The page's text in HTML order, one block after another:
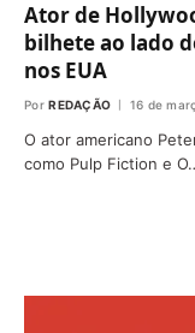
Ator de
bilhete ao lado
nos EUA
Por REDAÇÃO 16 de
O ator americano
como Pulp Fiction e